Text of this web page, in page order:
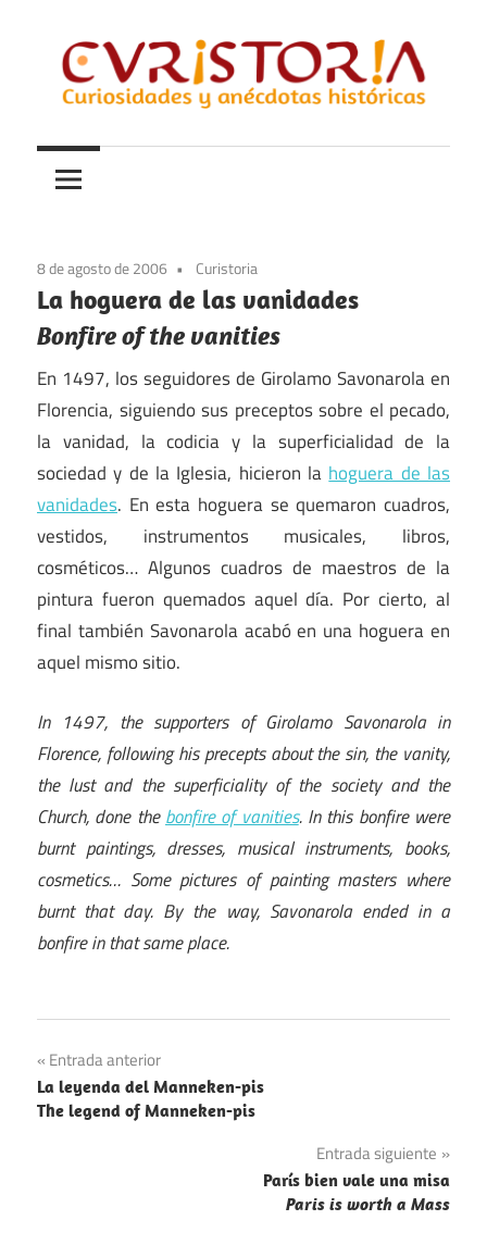
contenido
Curistoria
y
anécdotas
historia
8 de agosto de 2006 Curistoria
La hoguera de las vanidades
Bonfire of the vanities
En 1497, los seguidores de Girolamo Savonarola en
Florencia, siguiendo sus preceptos sobre el pecado,
la vanidad, la codicia y la superficialidad de la
sociedad y de la Iglesia, hicieron lahoguera de las
vanidades. En esta hoguera se quemaron cuadros,
vestidos, instrumentos musicales, libros,
cosméticos… Algunos cuadros de maestros de la
pintura fueron quemados aquel día. Por cierto, al
final también Savonarola acabó en una hoguera en
aquel mismo sitio.
In 1497, the supporters of Girolamo Savonarola in
Florence, following his precepts about the sin, the vanity,
the lust and the superficiality of the society and the
Church, done thebonfire of vanities. In this bonfire were
burnt paintings, dresses, musical instruments, books,
cosmetics… Some pictures of painting masters where
burnt that day. By the way, Savonarola ended in a
bonfire in that same place.
Navegación
de
Entrada anterior
La leyenda del Manneken-pis
The legend of Manneken-pis
Entrada siguiente
París bien vale una misa
Paris is worth a Mass